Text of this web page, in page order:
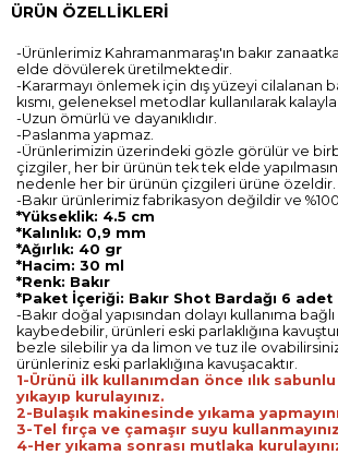
ÜRÜN ÖZELLIKLERI
-Ürünlerimiz Kahramanmaraş'ın bakır
elde dövülerek üretilmektedir.
-Kararmayı önlemek için dış yüzeyi cilalanan
kısmı, geleneksel metodlar kullanılarak
-Uzun ömürlü ve dayanıklıdır.
-Paslanma yapmaz.
-Ürünlerimizin üzerindeki gözle görülür ve
çizgiler, her bir ürünün tek tek elde
nedenle her bir ürünün çizgileri ürüne özeldir.
-Bakır ürünlerimiz fabrikasyon değildir ve %100
*Yükseklik: 4.5 cm
*Kalınlık: 0,9 mm
*Ağırlık: 40 gr
*Hacim: 30 ml
*Renk: Bakır
*Paket İçeriği: Bakır Shot Bardağı 6 adet
-Bakır doğal yapısından dolayı kullanıma bağlı
kaybedebilir, ürünleri eski parlaklığına
bezle silebilir ya da limon ve tuz ile
ürünleriniz eski parlaklığına kavuşacaktır.
1-Ürünü ilk kullanımdan önce ılık
yıkayıp kurulayınız.
2-Bulaşık makinesinde yıkama
3-Tel fırça ve çamaşır suyu
4-Her yıkama sonrası mutlaka